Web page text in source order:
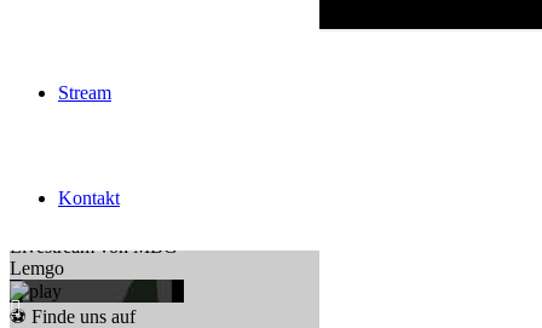
Stream
Kontakt
Livestream von MBG
Lemgo
⚽ Finde uns auf